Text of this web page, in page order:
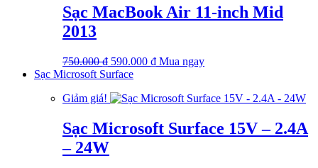
750.000 ₫.là:
590.000 ₫.
Sạc MacBook Air 11-inch Mid
2013
750.000₫ Giá
gốc
750.000 ₫.
590.000 ₫Giá
là:
Mua ngay
Sạc Microsoft Surface
Giảm giá!
Sạc Microsoft Surface 15V – 2.4A
– 24W